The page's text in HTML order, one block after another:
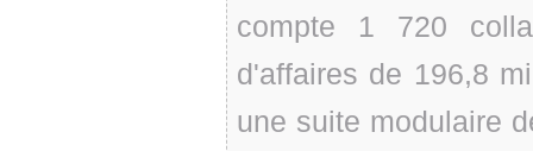
compte 1 720
d'affaires de 196,8
une suite modulaire